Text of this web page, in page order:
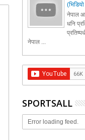
नेपाल
धनि
नेपाल ...
SPORTSALL
Error loading feed.